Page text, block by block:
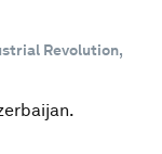
Revolution,